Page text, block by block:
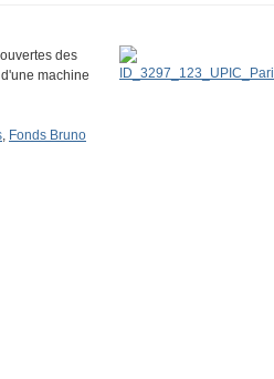
des
machine
, Fonds Bruno